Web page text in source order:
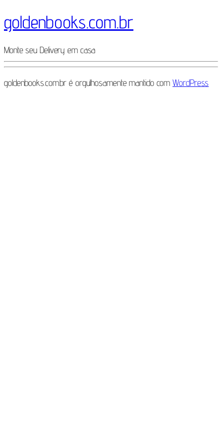
goldenbooks.com.br
Monte seu Delivery em casa
goldenbooks.com.br é orgulhosamente mantido comWordPress